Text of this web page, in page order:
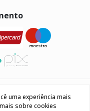
- CNPJ
40
uma experiência mais
sobre cookies